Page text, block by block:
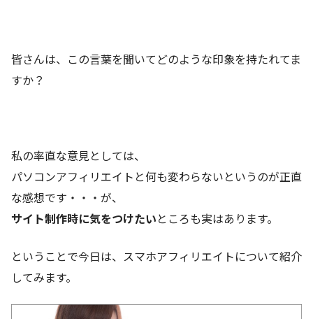
皆さんは、この言葉を聞いてどのような印象を持たれてま
すか？
私の率直な意見としては、
パソコンアフィリエイトと何も変わらないというのが正直
な感想です・・・が、
サイト制作時に気をつけたいところも実はあります。
ということで今日は、スマホアフィリエイトについて紹介
してみます。